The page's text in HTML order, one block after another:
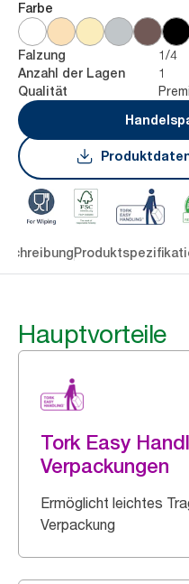
Farbe
Falzung 1/4
Anzahl der Lagen 1
Qualität
Hauptvorteile
Tork Easy
Verpackungen
Ermöglicht leichtes
Verpackung